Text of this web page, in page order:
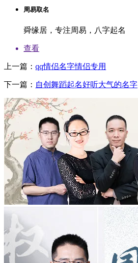
周易取名
舜缘居，专注周易，八字起名
查看
上一篇： qq情侣名字情侣专用
下一篇： 自创舞蹈起名好听大气的名字